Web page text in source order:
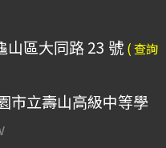
山區大同路 23 號 ( 查詢
市立壽山高級中等學